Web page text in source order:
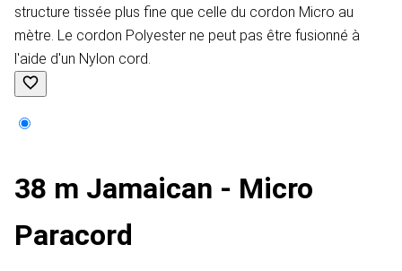
structure tissée plus fine que celle du cordon Micro au
mètre. Le cordon Polyester ne peut pas être fusionné à
l'aide d'un Nylon cord.
38 m Jamaican - Micro
Paracord